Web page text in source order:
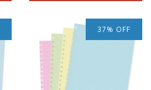
37% OFF